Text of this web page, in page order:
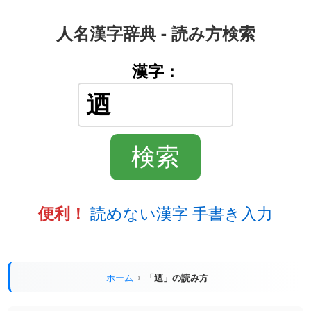
人名漢字辞典 - 読み方検索
漢字：
便利！ 読めない漢字 手書き入力
ホーム 「迺」の読み方